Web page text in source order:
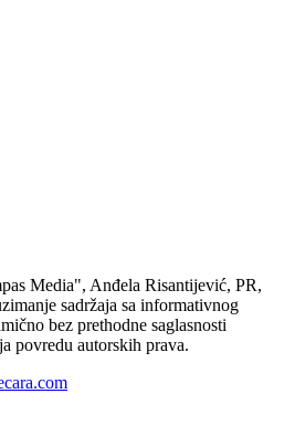
Media", Anđela Risantijević, PR,
sadržaja sa informativnog
bez prethodne saglasnosti
povredu autorskih prava.